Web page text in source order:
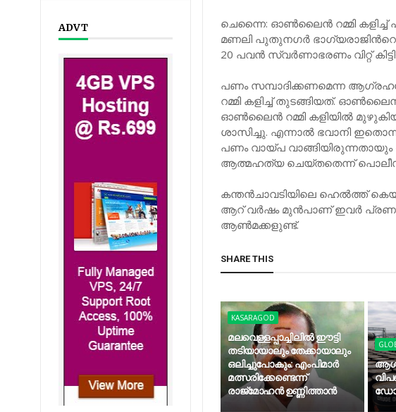
ADVT
ചെന്നൈ: ഓൺലൈൻ റമ്മി
മണലി പുതുനഗർ ഭാഗ്യരാജിന്‍റെ​
20 പവൻ സ്വർണാഭരണം വിറ്റ്​
പണം സമ്പാദിക്കണമെന്ന
റമ്മി കളിച്ച് തുടങ്ങിയത്​.
ഓൺലൈൻ റമ്മി കളിയിൽ മുഴുകിയ
ശാസിച്ചു. എന്നാൽ ഭവാനി
പണം വായ്പ വാങ്ങിയിരുന്നതായും
ആത്മഹത്യ ചെയ്തതെന്ന്​ പൊലീസ്​
കന്തൻചാവടിയിലെ ഹെൽത്ത്
ആറ്​ വർഷം മുൻപാണ്​ ഇവർ
ആൺമക്കളുണ്ട്​.
SHARE THIS
KASARAGOD
മലവെള്ളപ്പാച്ചിലില്‍ ഈട്ടി
തടിയായാലും തേക്കായാലും
ഒലിച്ചുപോകും: എംപിമാര്‍
മത്സരിക്കേണ്ടെന്ന്
രാജ്‌മോഹന്‍ ഉണ്ണിത്താന്‍